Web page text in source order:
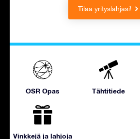
Tilaa yrityslahjasi!
OSR Opas Tähtitiede
Vinkkejä ja lahjoja